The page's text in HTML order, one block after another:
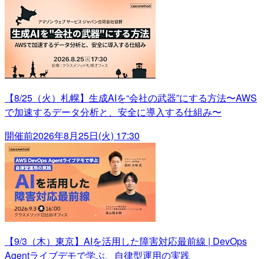
【8/25（火）札幌】生成AIを“会社の武器”にする方法〜AWS
で加速するデータ分析と、安全に導入する仕組み〜
開催前2026年8月25日(火) 17:30
【9/3（木）東京】AIを活用した障害対応最前線 | DevOps
Agentライブデモで学ぶ、自律型運用の実践